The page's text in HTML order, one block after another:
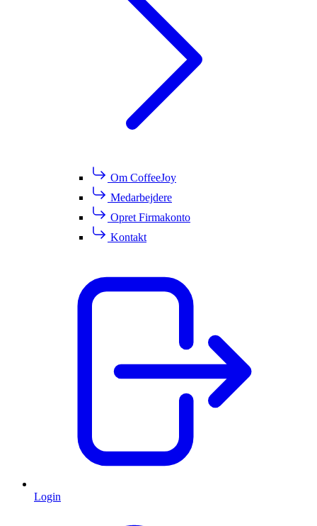
Om CoffeeJoy
Medarbejdere
Opret Firmakonto
Kontakt
Login